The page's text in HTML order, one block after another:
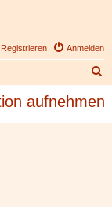
Anmelden
Registrieren
c
aufnehmen